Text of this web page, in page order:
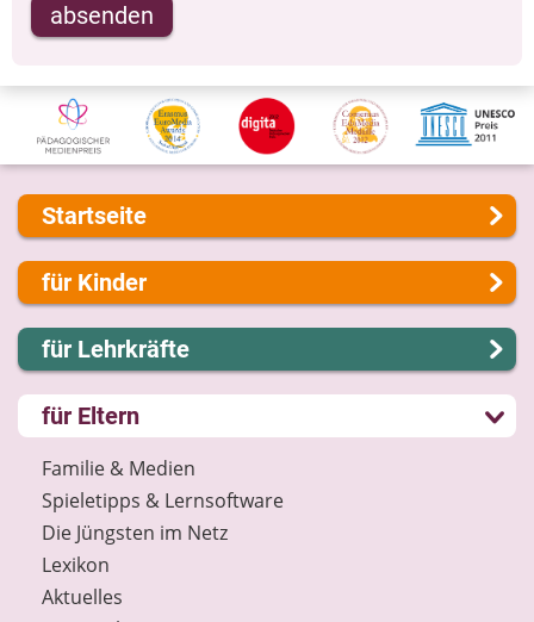
absenden
Startseite
Über uns
Presse
Kontakt
Impressum
Internet-ABC Sitemap
Barrierefreiheit
Länderprojekte
für Kinder
Lernen und Schule
Hobby und Freizeit
Spiel und Spaß
Mitreden und Mitmachen
Lexikon
Datenschutz
Newsletter
für Lehrkräfte
Lernmodule
Unterrichts­materialien
Internet-ABC-Schule
Praxishilfen
Aktuelles
Materialbestellung
Lexikon
für Eltern
Familie & Medien
Spieletipps & Lernsoftware
Die Jüngsten im Netz
Lexikon
Aktuelles